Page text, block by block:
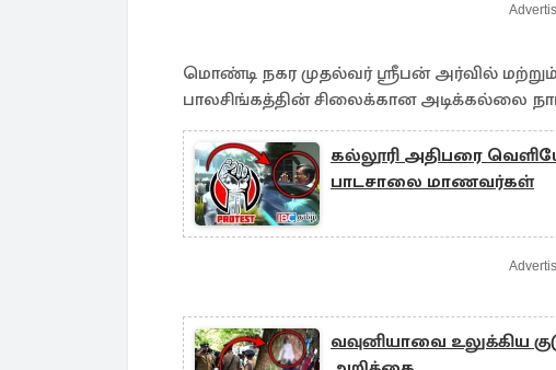
மொண்டி நகர முதல்வர் ஸ்ரீபன் அர்வில்
பாலசிங்கத்தின் சிலைக்கான அடிக்கல்லை
கல்லூரி அதிபரை
பாடசாலை மாணவர்கள்
வவுனியாவை உலுக்கிய